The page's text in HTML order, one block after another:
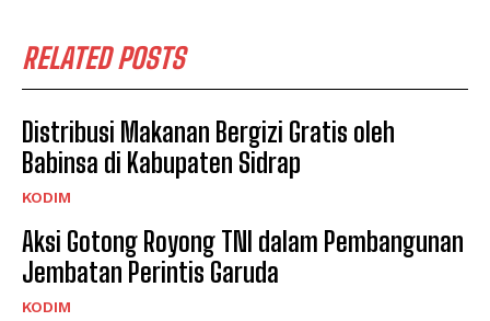
RELATED POSTS
Distribusi Makanan Bergizi Gratis oleh
Babinsa di Kabupaten Sidrap
KODIM
Aksi Gotong Royong TNI dalam Pembangunan
Jembatan Perintis Garuda
KODIM